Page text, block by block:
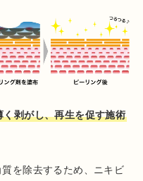
く剥がし、再生を促す施術
を除去するため、ニキビ